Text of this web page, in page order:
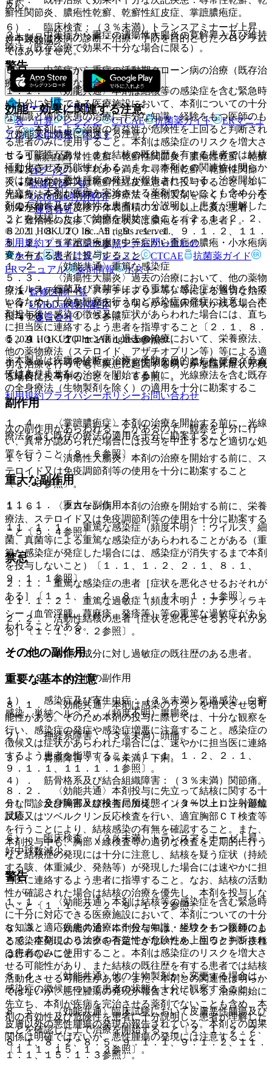
反応。
６）． 臨床検査：（３％未満）トランスアミナーゼ上昇、
好中球数減少。
警告
１．１． 〈効能共通〉本剤は結核等の感染症を含む緊急時
に十分に対応できる医療施設において、本剤についての十分
な知識と適応疾患の治療に十分な知識・経験をもつ医師のも
とで、本剤による治療の有益性が危険性を上回ると判断され
る患者のみに使用すること。本剤は感染症のリスクを増大さ
せる可能性があり、また結核の既往歴を有する患者では結核
活動化させる可能性がある。また、本剤との関連性は明らか
ではないが、悪性腫瘍の発現が報告されている。治療開始に
先立ち、本剤が疾病を完治させる薬剤でないことも含め、本
剤の有効性及び危険性を患者に十分説明し、患者が理解した
ことを確認した上で治療を開始すること〔２．１、２．２、
８．１、８．２、８．５、９．１．１、９．１．２、１１．
１．１、１５．１．３参照〕。
１．２． 〈効能共通〉重篤な感染症
ウイルス、細菌及び真菌等による重篤な感染症が報告されて
いるため、十分な観察を行うなど感染症の発症に注意し、本
剤投与後に感染の徴候又は症状があらわれた場合には、直ち
に担当医に連絡するよう患者を指導すること〔２．１、８．
１、９．１．１、１１．１．１参照〕。
１．３． 〈尋常性乾癬、乾癬性関節炎、膿疱性乾癬、乾癬
性紅皮症〉本剤の治療を開始する前に、光線療法を含む既存
の全身療法（生物製剤を除く）の適用を十分に勘案するこ
と。
１．４． 〈掌蹠膿疱症〉本剤の治療を開始する前に、光線
療法を含む既存の療法の適用を十分に勘案すること。
１．５． 〈潰瘍性大腸炎〉本剤の治療を開始する前に、ス
テロイド又は免疫調節剤等の使用を十分に勘案すること
〔５．３参照〕。
１．６． 〈クローン病〉本剤の治療を開始する前に、栄養
療法、ステロイド又は免疫調節剤等の使用を十分に勘案する
こと〔５．４参照〕。
禁忌
２．１． 重篤な感染症の患者［症状を悪化させるおそれが
ある］〔１．１、１．２、８．１、１１．１．１参照〕。
２．２． 活動性結核の患者［症状を悪化させるおそれがあ
る］〔１．１、８．２参照〕。
２．３． 本剤の成分に対し過敏症の既往歴のある患者。
重要な基本的注意
８．１． 〈効能共通〉本剤は感染のリスクを増大させる可
能性がある。そのため本剤の投与に際しては、十分な観察を
行い、感染症の発症や感染症増悪に注意すること。感染症の
徴候又は症状があらわれた場合には、速やかに担当医に連絡
するよう患者を指導すること〔１．１、１．２、２．１、
９．１．１、１１．１．１参照〕。
８．２． 〈効能共通〉本剤投与に先立って結核に関する十
分な問診及び胸部Ｘ線検査に加え、インターフェロン−γ遊離
試験又はツベルクリン反応検査を行い、適宜胸部ＣＴ検査等
を行うことにより、結核感染の有無を確認すること。また、
本剤投与中も、胸部Ｘ線検査等の適切な検査を定期的に行う
など結核症の発現には十分に注意し、結核を疑う症状（持続
する咳、体重減少、発熱等）が発現した場合には速やかに担
当医に連絡するよう患者に指導すること。なお、結核の活動
性が確認された場合は結核の治療を優先し、本剤を投与しな
いこと〔１．１、２．２、９．１．２参照〕。
８．３． 〈効能共通〉本剤投与中は、生ワクチン接種によ
る感染症発現のリスクを否定できないため、生ワクチン接種
は行わないこと。
８．４． 〈効能共通〉他の生物製剤から変更する場合は、
感染症の徴候について患者の状態を十分に観察すること。
８．５． 〈効能共通〉臨床試験において皮膚悪性腫瘍及び
皮膚以外の悪性腫瘍の発現が報告されている。本剤との因果
関係は明確ではないが、悪性腫瘍の発現には注意すること
〔１．１、１５．１．３参照〕。
癬性関節炎、膿疱性乾癬、乾癬性紅皮症、掌蹠膿疱症。
２）． 中等症から重症の潰瘍性大腸炎の寛解導入及び維持
療法（既存治療で効果不十分な場合に限る）。
３）． 中等症から重症の活動期クローン病の治療（既存治
療で効果不十分な場合に限る）。
効能・効果に関連する注意
（効能又は効果に関連する注意）
５．１． 〈尋常性乾癬、乾癬性関節炎、膿疱性乾癬、乾癬
性紅皮症〉次のいずれかを満たす尋常性乾癬、乾癬性関節
炎、膿疱性乾癬又は乾癬性紅皮症患者に投与すること［１）
光線療法を含む既存の全身療法（生物製剤を除く）で十分な
効果が得られず皮疹が体表面積の１０％以上に及ぶ患者、
２）難治性の皮疹、関節症状又は膿疱を有する患者］。
５．２． 〈掌蹠膿疱症〉中等症から重症の膿疱・小水疱病
変を有する患者に投与すること。
５．３． 〈潰瘍性大腸炎〉過去の治療において、他の薬物
療法（ステロイド、アザチオプリン等）等による適切な治療
を行っても、疾患に起因する明らかな臨床症状が残る場合に
投与すること〔１．５参照〕。
５．４． 〈クローン病〉過去の治療において、栄養療法、
他の薬物療法（ステロイド、アザチオプリン等）等による適
切な治療を行っても、疾患に起因する明らかな臨床症状が残
る場合に投与すること〔１．６参照〕。
副作用
次の副作用があらわれることがあるので、観察を十分に行
い、異常が認められた場合には投与を中止するなど適切な処
置を行うこと〔８．６参照〕。
重大な副作用
１１．１． 重大な副作用
１１．１．１． 重篤な感染症（頻度不明）：ウイルス、細
菌、真菌等による重篤な感染症があらわれることがある（重
篤な感染症が発症した場合には、感染症が消失するまで本剤
を投与しないこと）〔１．１、１．２、２．１、８．１、
９．１．１参照〕。
１１．１．２． 重篤な過敏症（頻度不明）：アナフィラキ
シー（血管浮腫、蕁麻疹、発疹等）等の重篤な過敏症があら
われることがある。
その他の副作用
１１．２． その他の副作用
１）． 感染症及び寄生虫症：（３％未満）気道感染、白癬
感染、単純ヘルペス、（頻度不明）胃腸炎。
２）． 神経系障害：（３％未満）頭痛。
３）． 胃腸障害：（３％未満）下痢。
４）． 筋骨格系及び結合組織障害：（３％未満）関節痛。
５）． 全身障害及び投与局所様態：（３％以上）注射部位
反応。
６）． 臨床検査：（３％未満）トランスアミナーゼ上昇、
好中球数減少。
警告
１．１． 〈効能共通〉本剤は結核等の感染症を含む緊急時
に十分に対応できる医療施設において、本剤についての十分
な知識と適応疾患の治療に十分な知識・経験をもつ医師のも
とで、本剤による治療の有益性が危険性を上回ると判断され
る患者のみに使用すること。本剤は感染症のリスクを増大さ
せる可能性があり、また結核の既往歴を有する患者では結核
活動化させる可能性がある。また、本剤との関連性は明らか
ではないが、悪性腫瘍の発現が報告されている。治療開始に
先立ち、本剤が疾病を完治させる薬剤でないことも含め、本
剤の有効性及び危険性を患者に十分説明し、患者が理解した
ことを確認した上で治療を開始すること〔２．１、２．２、
８．１、８．２、８．５、９．１．１、９．１．２、１１．
１．１、１５．１．３参照〕。
※本製品は疾病の診断・治療・予防を目的としたプログラム
ではありません。
ホーム
ノート
表・計算
レジメン CTCAE 抗菌薬ガイド
ERマニュ
アル
薬剤情報 ポスト
新規登録
ログイン
監修医師一覧
UpToDate特別割引
運営会社
© 2021 HOKUTO Inc. All rights reserved.
利用規約プライバシーポリシーお問い合わせ
ホーム
表・計算 レジメン CTCAE
抗菌薬ガイド
ERマニュアル
薬剤情報 ポスト
監修医師一覧
UpToDate特別割引
運営会社
© 2021 HOKUTO Inc. All rights reserved.
※本製品は疾病の診断・治療・予防を目的としたプログラム
ではありません。
利用規約プライバシーポリシーお問い合わせ